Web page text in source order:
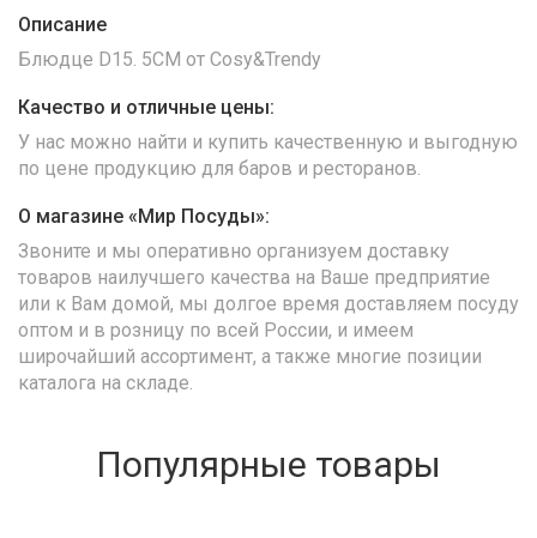
Описание
Блюдце D15. 5CM от Cosy&Trеndy
Качество и отличные цены:
У нас можно найти и купить качественную и выгодную
по цене продукцию для баров и ресторанов.
О магазине «Мир Посуды»:
Звоните и мы оперативно организуем доставку
товаров наилучшего качества на Ваше предприятие
или к Вам домой, мы долгое время доставляем посуду
оптом и в розницу по всей России, и имеем
широчайший ассортимент, а также многие позиции
каталога на складе.
Популярные товары